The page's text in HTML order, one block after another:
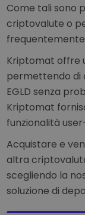
Come tali sono
criptovalute o
Kriptomat offre
permettendo di
EGLD senza
Kriptomat
funzionalità
Acquistare e
altra
scegliendo la
soluzione di